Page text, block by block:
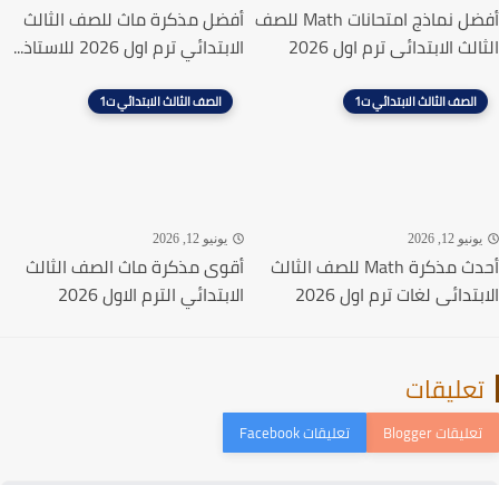
أفضل نماذج امتحانات Math للصف
الابتدائى ترم اول 2026
أفضل مذكرة ماث للصف الثالث
الابتدائي ترم اول 2026 للاستاذ...
الصف الثالث الابتدائي ت1
12, 2026
أحدث مذكرة Math للصف الثالث
لغات ترم اول 2026
الصف الثالث الابتدائي ت1
يونيو 12, 2026
أقوى مذكرة ماث الصف الثالث
الابتدائي الترم الاول 2026